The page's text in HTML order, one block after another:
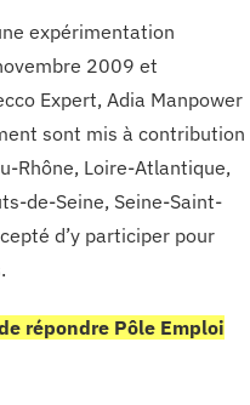
expérimentation
2009 et
Expert, Adia Manpower
sont mis à contribution
Rhône, Loire-Atlantique,
de-Seine, Seine-Saint-
d’y participer pour
répondre Pôle Emploi